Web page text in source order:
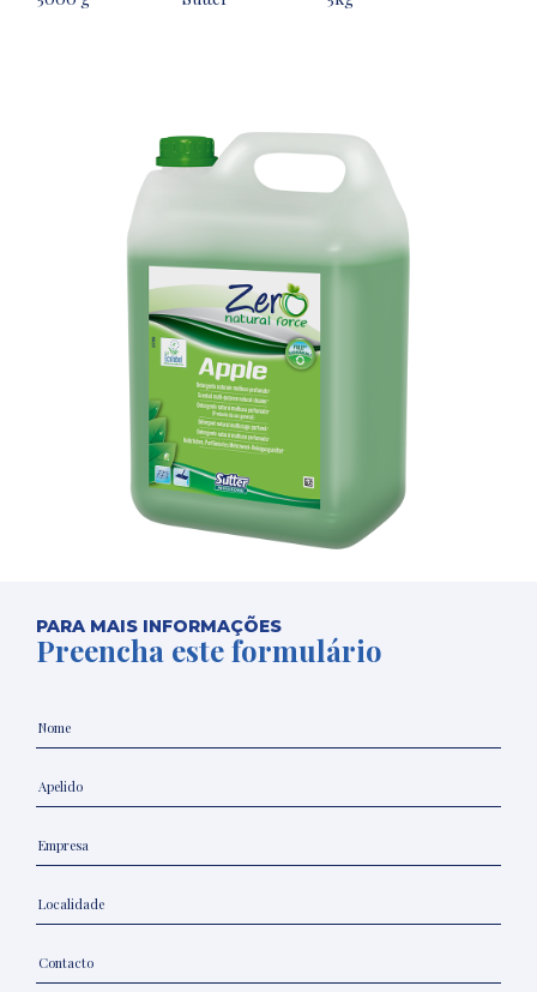
PARA MAIS INFORMAÇÕES
Preencha este formulário